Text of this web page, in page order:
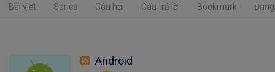
Bài viết Series Câu hỏi Câu trả lời Bookmark
Android